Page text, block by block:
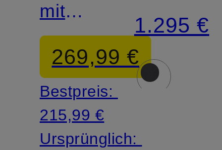
mit
abnehmbarem
Kunstfell
269,99 €
Bestpreis:
215,99 €
Ursprünglich:
1.295 €